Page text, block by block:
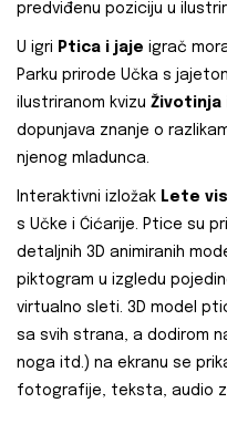
predviđenu poziciju u
U igri Ptica i jaje igrač
Parku prirode Učka s
ilustriranom kvizu Životinja
dopunjava znanje o
njenog mladunca.
Interaktivni izložak Lete
s Učke i Ćićarije. Ptice su
detaljnih 3D animiranih
piktogram u izgledu
virtualno sleti. 3D model
sa svih strana, a dodirom
noga itd.) na ekranu se
fotografije, teksta, audio